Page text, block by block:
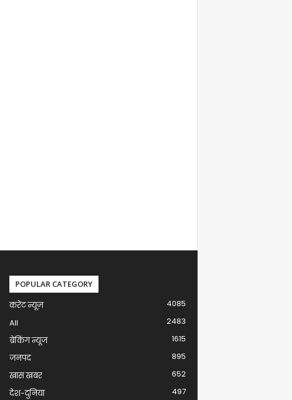
POPULAR CATEGORY
करेंट न्यूज़
4085
All
2483
ब्रेकिंग न्यूज
1615
जनपद
895
खास खबर
652
देश-दुनिया
497